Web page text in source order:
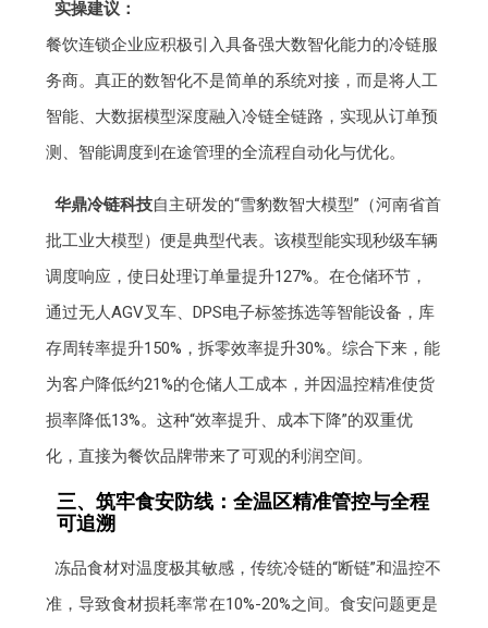
实操建议：
餐饮连锁企业应积极引入具备强大数智化能力的冷链服
务商。真正的数智化不是简单的系统对接，而是将人工
智能、大数据模型深度融入冷链全链路，实现从订单预
测、智能调度到在途管理的全流程自动化与优化。
华鼎冷链科技自主研发的“雪豹数智大模型”（河南省首
批工业大模型）便是典型代表。该模型能实现秒级车辆
调度响应，使日处理订单量提升127%。在仓储环节，
通过无人AGV叉车、DPS电子标签拣选等智能设备，库
存周转率提升150%，拆零效率提升30%。综合下来，能
为客户降低约21%的仓储人工成本，并因温控精准使货
损率降低13%。这种“效率提升、成本下降”的双重优
化，直接为餐饮品牌带来了可观的利润空间。
三、筑牢食安防线：全温区精准管控与全程
可追溯
冻品食材对温度极其敏感，传统冷链的“断链”和温控不
准，导致食材损耗率常在10%-20%之间。食安问题更是